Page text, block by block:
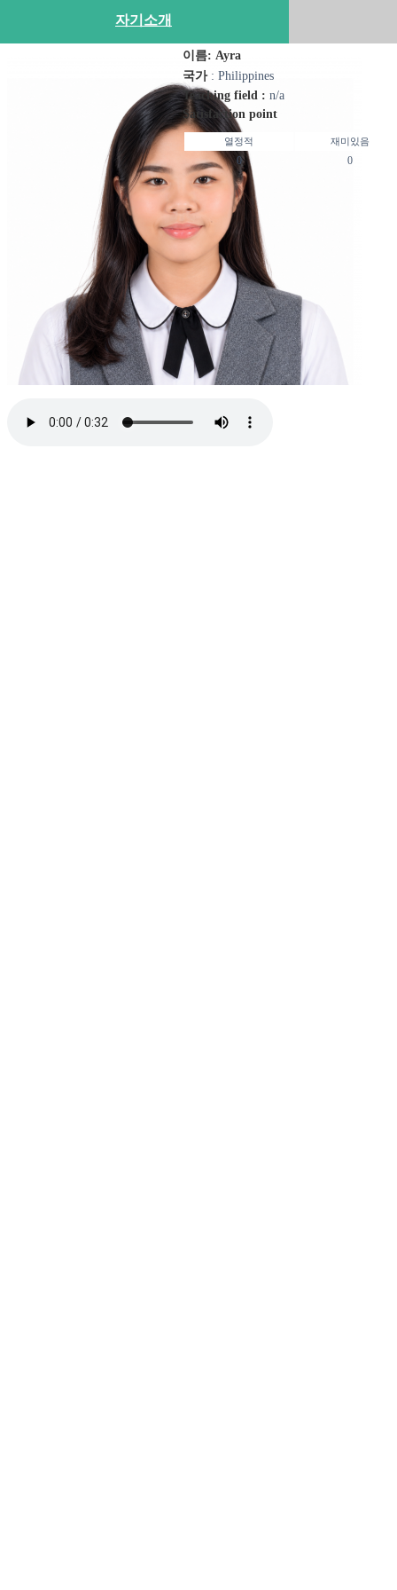
자기소개
이름: Ayra
국가 : Philippines
Teaching field : n/a
Satisfaction point
열정적 재미있음
0 0